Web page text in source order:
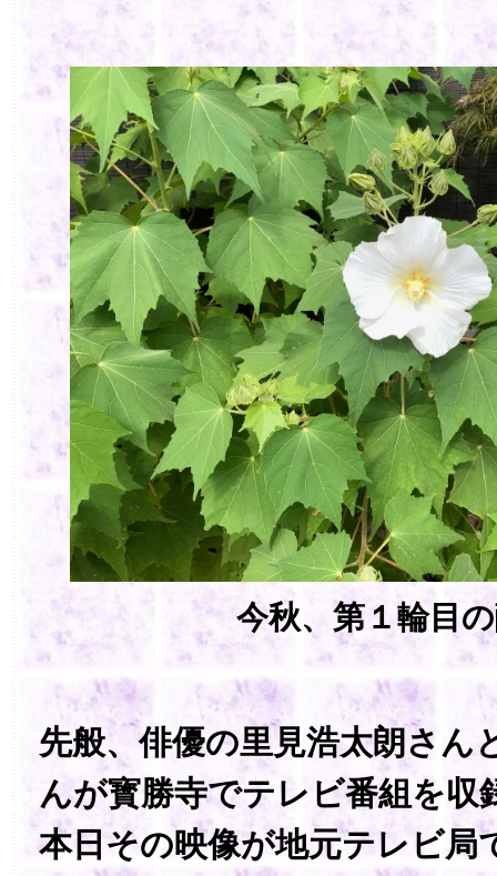
今秋、第１輪目
先般、俳優の里見浩太朗さん
んが寳勝寺でテレビ番組を収
本日その映像が地元テレビ局